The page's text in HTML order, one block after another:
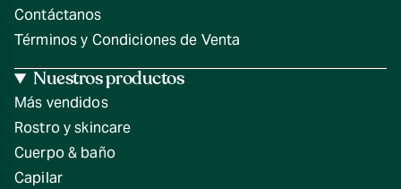
Contáctanos
Términos y Condiciones de Venta
Nuestros productos
Más vendidos
Rostro y skincare
Cuerpo & baño
Capilar